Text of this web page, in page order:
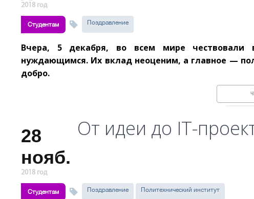
2018 год
Студентам Поздравление
Вчера, 5 декабря, во всем мире чествовали
нуждающимся. Их вклад неоценим, а главное —
добро.
28
нояб.
2018 год
От идеи до IT-
Студентам Поздравление Политехнический институт